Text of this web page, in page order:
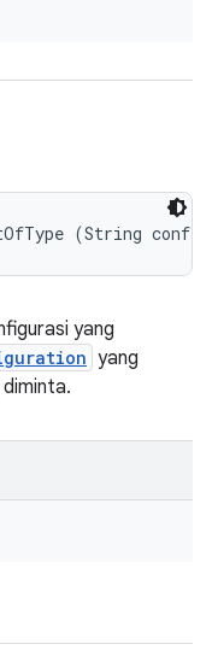
(String
yang
yang